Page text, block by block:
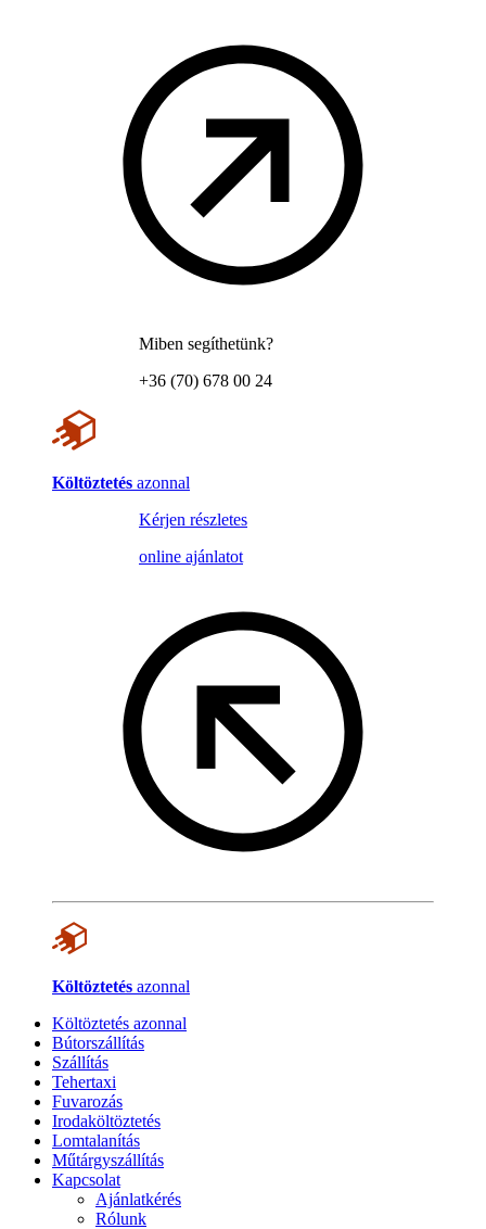
Miben segíthetünk?
+36 (70) 678 00 24
Költöztetés azonnal
Kérjen részletes
online ajánlatot
Költöztetés azonnal
Költöztetés azonnal
Bútorszállítás
Szállítás
Tehertaxi
Fuvarozás
Irodaköltöztetés
Lomtalanítás
Műtárgyszállítás
Kapcsolat
Ajánlatkérés
Rólunk